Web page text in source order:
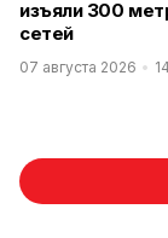
изъяли 300
сетей
07 августа 2026